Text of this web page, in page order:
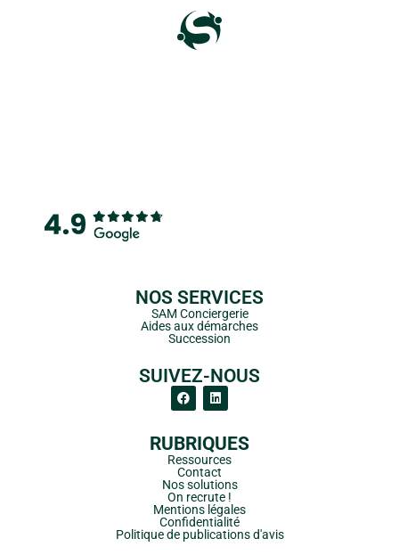
NOS SERVICES
SAM Conciergerie
Aides aux démarches
Succession
SUIVEZ-NOUS
RUBRIQUES
Ressources
Contact
Nos solutions
On recrute !
Mentions légales
Confidentialité
Politique de publications d'avis